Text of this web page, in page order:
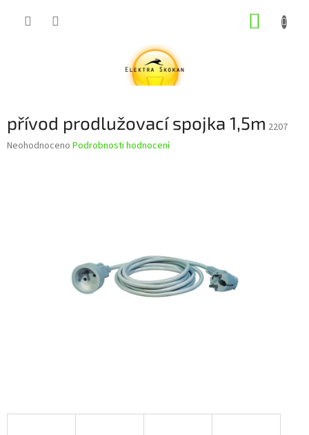
přívod prodlužovací spojka 1,5m 2207
Průměrné
Neohodnoceno Podrobnosti hodnocení